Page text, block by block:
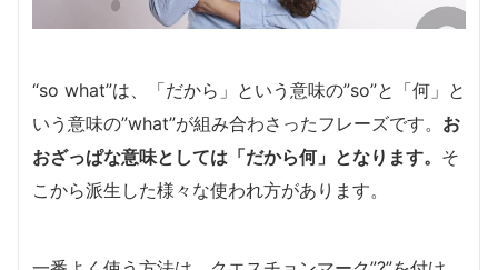
“so what”は、「だから」という意味の”so”と「何」と
いう意味の”what”が組み合わさったフレーズです。 お
おざっぱな意味としては「だから何」となります。 そ
こから派生した様々な使われ方があります。